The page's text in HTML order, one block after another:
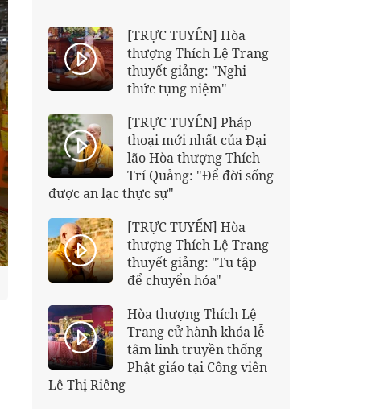
[TRỰC TUYẾN] Hòa
thượng Thích Lệ Trang
thuyết giảng: "Nghi
thức tụng niệm"
[TRỰC TUYẾN] Pháp
thoại mới nhất của Đại
lão Hòa thượng Thích
Trí Quảng: "Để đời sống
được an lạc thực sự"
[TRỰC TUYẾN] Hòa
thượng Thích Lệ Trang
thuyết giảng: "Tu tập
để chuyển hóa"
Hòa thượng Thích Lệ
Trang cử hành khóa lễ
tâm linh truyền thống
Phật giáo tại Công viên
Lê Thị Riêng